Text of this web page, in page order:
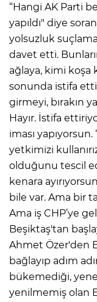
“Hangi AK Parti
yapıldı" diye
yolsuzluk
davet etti.
ağlaya, kimi koşa
sonunda istifa
girmeyi, bırakın
Hayır. İstifa
iması
yetkimizi
olduğunu tescil
kenara
bile var. Ama bir
Ama iş CHP’ye
Beşiktaş'tan
Ahmet Özer'den
bağlayıp adım
bükemediği,
yenilmemiş olan